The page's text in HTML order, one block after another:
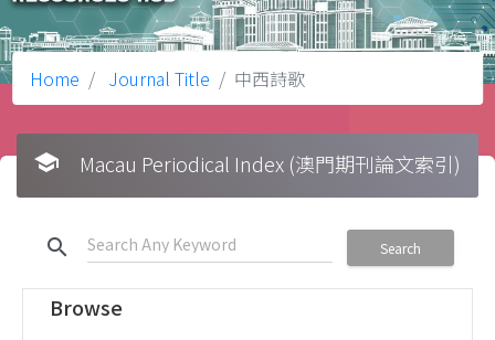
Home Journal Title 中西詩歌
school Macau Periodical Index (澳門期刊論文索引)
search Search
Browse